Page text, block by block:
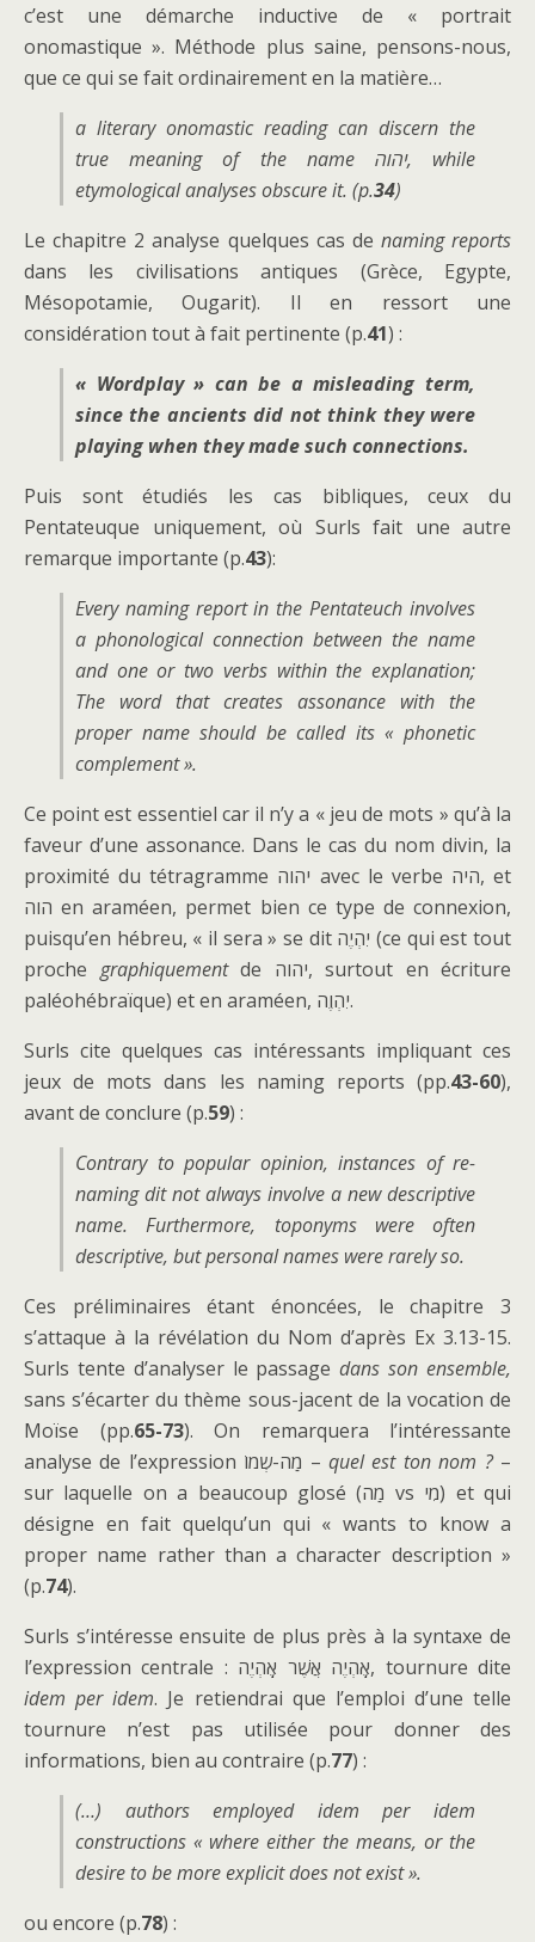
c’est une démarche inductive de « portrait
onomastique ». Méthode plus saine, pensons-nous,
que ce qui se fait ordinairement en la matière…
a literary onomastic reading can discern the
true meaning of the name יהוה, while
etymological analyses obscure it. (p.34)
Le chapitre 2 analyse quelques cas de naming reports
dans les civilisations antiques (Grèce, Egypte,
Mésopotamie, Ougarit). Il en ressort une
considération tout à fait pertinente (p.41) :
« Wordplay » can be a misleading term,
since the ancients did not think they were
playing when they made such connections.
Puis sont étudiés les cas bibliques, ceux du
Pentateuque uniquement, où Surls fait une autre
remarque importante (p.43):
Every naming report in the Pentateuch involves
a phonologicalconnection between the name
and one or two verbs within the explanation;
The word that creates assonance with the
proper name should be called its « phonetic
complement ».
Ce point est essentiel car il n’y a « jeu de mots » qu’à la
faveur d’une assonance. Dans le cas du nom divin, la
proximité du tétragramme יהוה avec le verbe היה, et
הוה en araméen, permet bien ce type de connexion,
puisqu’en hébreu, « il sera » se dit יִהְיֶה (ce qui est tout
proche graphiquementde יהוה, surtout en écriture
paléohébraïque) et en araméen, יִהְוֶה.
Surls cite quelques cas intéressants impliquant ces
jeux de mots dans les naming reports (pp.43-60),
avant de conclure (p.59) :
Contrary to popular opinion, instances of re-
naming dit not always involve a new descriptive
name. Furthermore, toponyms were often
descriptive, but personal names were rarely so.
Ces préliminaires étant énoncées, le chapitre 3
s’attaque à la révélation du Nom d’après Ex 3.13-15.
Surls tente d’analyser le passagedans son ensemble,
sans s’écarter du thème sous-jacent de la vocation de
Moïse (pp.65-73). On remarquera l’intéressante
analyse de l’expression מַה-שְמוֹ –quel est ton nom ?–
sur laquelle on a beaucoup glosé (מַה vs מִי) et qui
désigne en fait quelqu’un qui « wants to know a
proper name rather than a character description »
(p.74).
Surls s’intéresse ensuite de plus près à la syntaxe de
l’expression centrale : אֶֽהְיֶה אֲשֶׁר אֶֽהְיֶה, tournure dite
idem per idem. Je retiendrai que l’emploi d’une telle
tournure n’est pas utilisée pour donner des
informations, bien au contraire (p.77) :
(…) authors employed idem per idem
constructions « where either the means, or the
desire to be more explicit does not exist ».
ou encore (p.78) :